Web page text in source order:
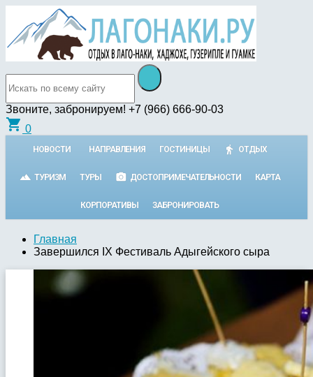
Звоните, забронируем! +7 (966) 666-90-03
shopping_cart 0
НОВОСТИ НАПРАВЛЕНИЯ ГОСТИНИЦЫ ОТДЫХ
ТУРИЗМ ТУРЫ ДОСТОПРИМЕЧАТЕЛЬНОСТИ КАРТА
КОРПОРАТИВЫ ЗАБРОНИРОВАТЬ
Главная
Завершился IX Фестиваль Адыгейского сыра